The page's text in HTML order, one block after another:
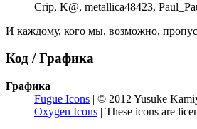
Crip, K@, metallica48423,
И каждому, кого мы, возможно,
Код / Графика
Графика
Fugue Icons | © 2012 Yusuke
Oxygen Icons | These icons are